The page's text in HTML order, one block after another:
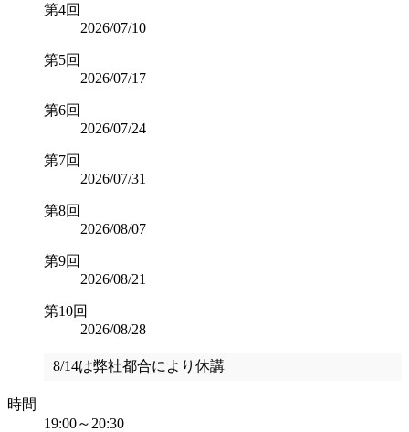
第4回
2026/07/10
第5回
2026/07/17
第6回
2026/07/24
第7回
2026/07/31
第8回
2026/08/07
第9回
2026/08/21
第10回
2026/08/28
8/14は弊社都合により休講
時間
19:00～20:30